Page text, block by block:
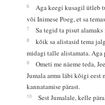
6
Aga keegi kusagil ütleb
või Inimese Poeg, et sa
7 Sa tegid ta pisut
8
kõik sa alistasid tema
midagi talle alistamata. Aga
9
Ometi me näeme teda,
Jumala armu läbi kõigi eest
kannatamise pärast.
10
Sest Jumalale, kelle